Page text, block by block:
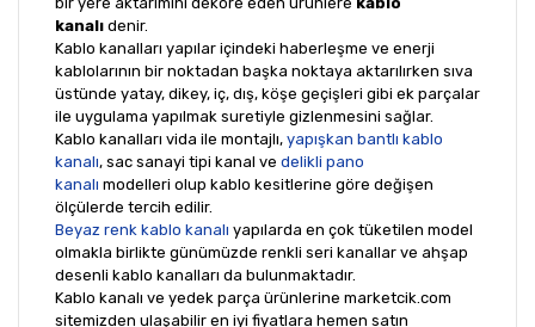
kanalı denir.
Kablo kanalları yapılar içindeki haberleşme ve enerji
kablolarının bir noktadan başka noktaya aktarılırken sıva
üstünde yatay, dikey, iç, dış, köşe geçişleri gibi ek parçalar
ile uygulama yapılmak suretiyle gizlenmesini sağlar.
Kablo kanalları vida ile montajlı, yapışkan bantlı kablo
kanalı, sac sanayi tipi kanal ve delikli pano
kanalı modelleri olup kablo kesitlerine göre değişen
ölçülerde tercih edilir.
Beyaz renk kablo kanalı yapılarda en çok tüketilen model
olmakla birlikte günümüzde renkli seri kanallar ve ahşap
desenli kablo kanalları da bulunmaktadır.
Kablo kanalı ve yedek parça ürünlerine marketcik.com
sitemizden ulaşabilir en iyi fiyatlara hemen satın